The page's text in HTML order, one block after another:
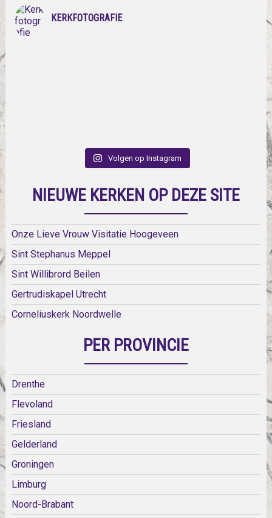
KERKFOTOGRAFIE
Volgen op Instagram
NIEUWE KERKEN OP DEZE SITE
Onze Lieve Vrouw Visitatie Hoogeveen
Sint Stephanus Meppel
Sint Willibrord Beilen
Gertrudiskapel Utrecht
Corneliuskerk Noordwelle
PER PROVINCIE
Drenthe
Flevoland
Friesland
Gelderland
Groningen
Limburg
Noord-Brabant